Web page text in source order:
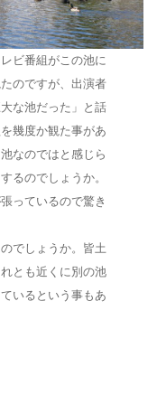
ビ番組がこの池に
のですが、出演者
な池だった」と話
幾度か観た事があ
なのではと感じら
るのでしょうか。
っているので驚き
でしょうか。皆土
とも近くに別の池
いるという事もあ